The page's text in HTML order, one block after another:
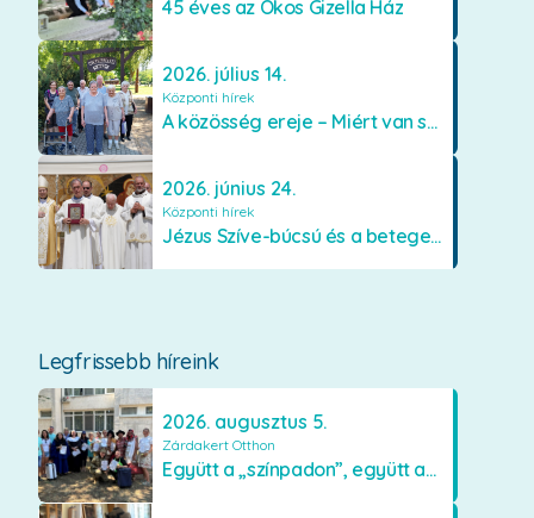
45 éves az Okos Gizella Ház
2026. július 14.
Központi hírek
A közösség ereje – Miért van szükségünk egymásra?
2026. június 24.
Központi hírek
Jézus Szíve-búcsú és a betegek kenetének közösségi kiszolgáltatása Mátraverebély-Szentkúton
Legfrissebb híreink
2026. augusztus 5.
Zárdakert Otthon
Együtt a „színpadon”, együtt az élményekért 🎭✨